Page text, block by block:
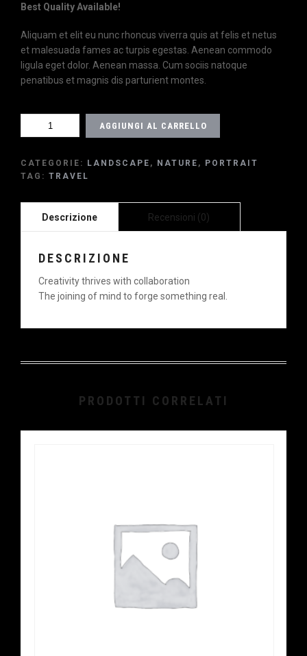
Best Quality Available!
Aliquam et elit eu nunc rhoncus viverra quis at felis et netus
et malesuada fames ac turpis egestas. Aenean commodo
ligula eget dolor. Aenean massa. Cum sociis natoque
penatibus et magnis dis parturient montes.
AGGIUNGI AL CARRELLO
CATEGORIE: LANDSCAPE , NATURE , PORTRAIT
TAG: TRAVEL
DESCRIZIONE
Creativity thrives with collaboration
The joining of mind to forge something real.
PRODOTTI CORRELATI